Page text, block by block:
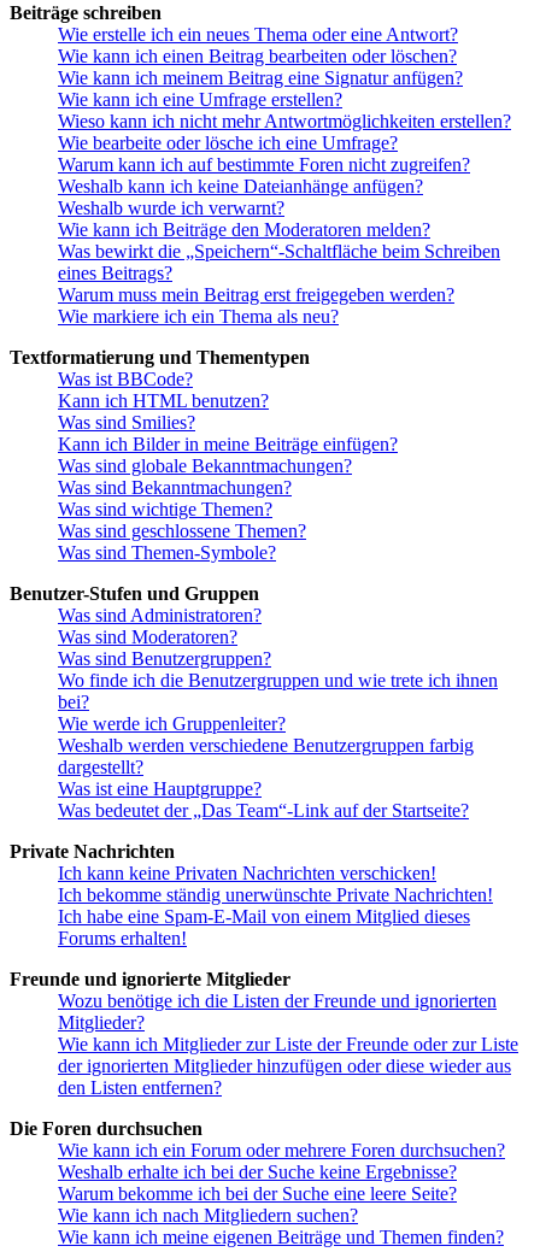
Beiträge schreiben
Wie erstelle ich ein neues Thema oder eine Antwort?
Wie kann ich einen Beitrag bearbeiten oder löschen?
Wie kann ich meinem Beitrag eine Signatur anfügen?
Wie kann ich eine Umfrage erstellen?
Wieso kann ich nicht mehr Antwortmöglichkeiten erstellen?
Wie bearbeite oder lösche ich eine Umfrage?
Warum kann ich auf bestimmte Foren nicht zugreifen?
Weshalb kann ich keine Dateianhänge anfügen?
Weshalb wurde ich verwarnt?
Wie kann ich Beiträge den Moderatoren melden?
Was bewirkt die „Speichern“-Schaltfläche beim Schreiben
eines Beitrags?
Warum muss mein Beitrag erst freigegeben werden?
Wie markiere ich ein Thema als neu?
Textformatierung und Thementypen
Was ist BBCode?
Kann ich HTML benutzen?
Was sind Smilies?
Kann ich Bilder in meine Beiträge einfügen?
Was sind globale Bekanntmachungen?
Was sind Bekanntmachungen?
Was sind wichtige Themen?
Was sind geschlossene Themen?
Was sind Themen-Symbole?
Benutzer-Stufen und Gruppen
Was sind Administratoren?
Was sind Moderatoren?
Was sind Benutzergruppen?
Wo finde ich die Benutzergruppen und wie trete ich ihnen
bei?
Wie werde ich Gruppenleiter?
Weshalb werden verschiedene Benutzergruppen farbig
dargestellt?
Was ist eine Hauptgruppe?
Was bedeutet der „Das Team“-Link auf der Startseite?
Private Nachrichten
Ich kann keine Privaten Nachrichten verschicken!
Ich bekomme ständig unerwünschte Private Nachrichten!
Ich habe eine Spam-E-Mail von einem Mitglied dieses
Forums erhalten!
Freunde und ignorierte Mitglieder
Wozu benötige ich die Listen der Freunde und ignorierten
Mitglieder?
Wie kann ich Mitglieder zur Liste der Freunde oder zur Liste
der ignorierten Mitglieder hinzufügen oder diese wieder aus
den Listen entfernen?
Die Foren durchsuchen
Wie kann ich ein Forum oder mehrere Foren durchsuchen?
Weshalb erhalte ich bei der Suche keine Ergebnisse?
Warum bekomme ich bei der Suche eine leere Seite?
Wie kann ich nach Mitgliedern suchen?
Wie kann ich meine eigenen Beiträge und Themen finden?